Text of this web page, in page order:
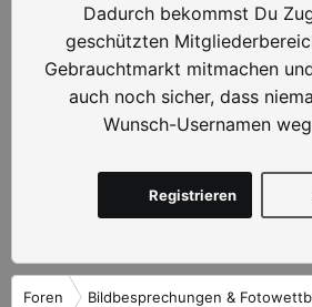
Dadurch bekommst Du
geschützten
Gebrauchtmarkt mitmachen
auch noch sicher, dass
Wunsch-Usernamen
Registrieren
Foren Bildbesprechungen &